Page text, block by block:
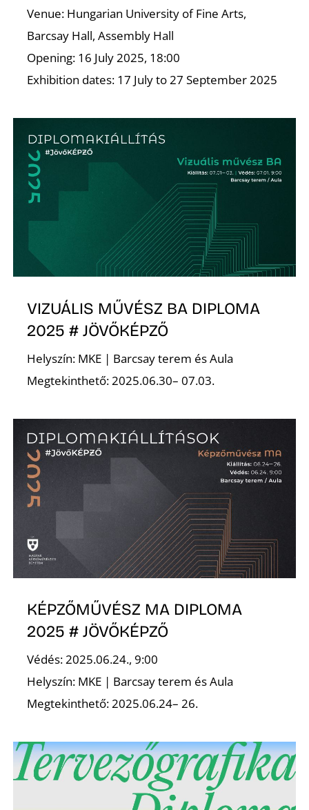
Venue: Hungarian University of Fine Arts,
Barcsay Hall, Assembly Hall
Opening: 16 July 2025, 18:00
Exhibition dates: 17 July to 27 September 2025
VIZUÁLIS MŰVÉSZ BA DIPLOMA
2025 # JÖVŐKÉPZŐ
Helyszín: MKE | Barcsay terem és Aula
Megtekinthető: 2025.06.30– 07.03.
KÉPZŐMŰVÉSZ MA DIPLOMA
2025 # JÖVŐKÉPZŐ
Védés: 2025.06.24., 9:00
Helyszín: MKE | Barcsay terem és Aula
Megtekinthető: 2025.06.24– 26.